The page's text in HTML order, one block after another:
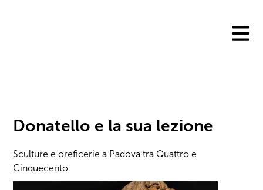
Donatello e la sua lezione
Sculture e oreficerie a Padova tra Quattro e
Cinquecento